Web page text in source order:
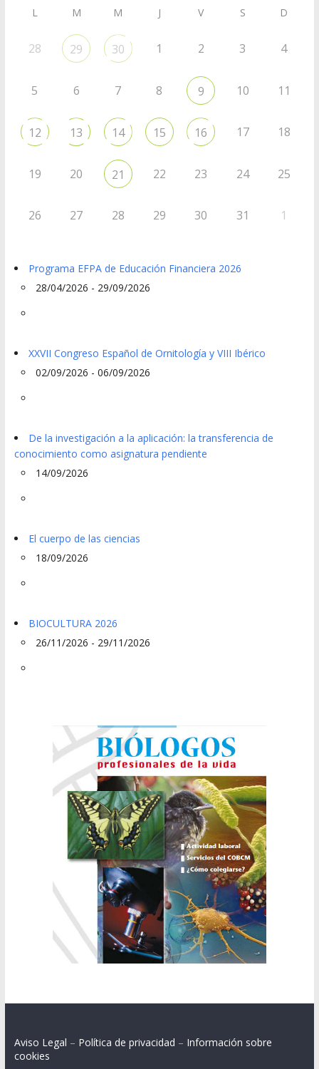
L M M J V S D
28 29 30 1 2 3 4
5 6 7 8 9 10 11
12 13 14 15 16 17 18
19 20 21 22 23 24 25
26 27 28 29 30 31 1
Programa EFPA de Educación Financiera 2026
28/04/2026 - 29/09/2026
XXVII Congreso Español de Ornitología y VIII Ibérico
02/09/2026 - 06/09/2026
De la investigación a la aplicación: la transferencia de
conocimiento como asignatura pendiente
14/09/2026
El cuerpo de las ciencias
18/09/2026
BIOCULTURA 2026
26/11/2026 - 29/11/2026
Aviso Legal – Política de privacidad – Información sobre
cookies